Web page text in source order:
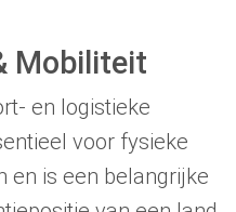
Mobiliteit
en logistieke
voor fysieke
en is een belangrijke